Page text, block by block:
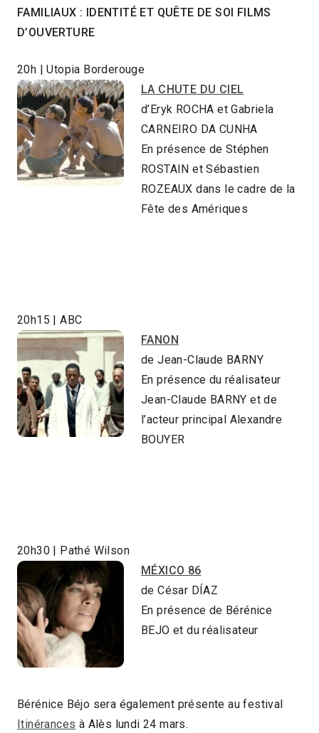
FAMILIAUX : IDENTITÉ ET QUÊTE DE SOI FILMS
D’OUVERTURE
20h | Utopia Borderouge
LA CHUTE DU CIEL
d’Eryk ROCHA et Gabriela
CARNEIRO DA CUNHA
En présence de Stéphen
ROSTAIN et Sébastien
ROZEAUX dans le cadre de la
Fête des Amériques
20h15 | ABC
FANON
de Jean-Claude BARNY
En présence du réalisateur
Jean-Claude BARNY et de
l’acteur principal Alexandre
BOUYER
20h30 | Pathé Wilson
MÉXICO 86
de César DÍAZ
En présence de Bérénice
BEJO et du réalisateur
Bérénice Béjo sera également présente au festival
Itinérances à Alès lundi 24 mars.